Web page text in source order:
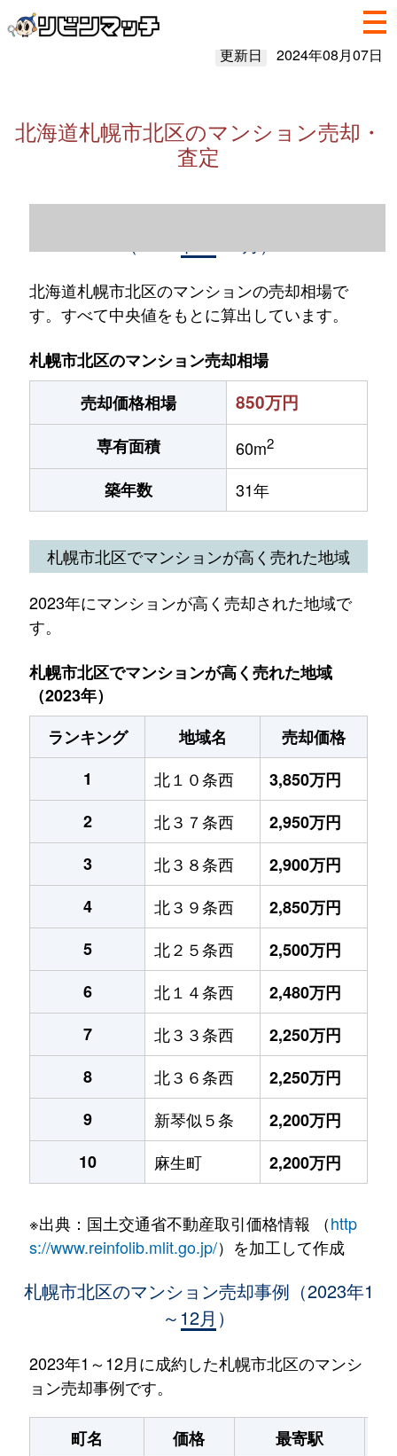
更新日 2024年08月07日
北海道札幌市北区のマンション売却・
査定
北海道札幌市北区のマンションの売却相場で
す。すべて中央値をもとに算出しています。
札幌市北区のマンション売却相場
売却価格相場
850万円
専有面積 60m2
築年数 31年
札幌市北区でマンションが高く売れた地域
2023年にマンションが高く売却された地域で
す。
札幌市北区でマンションが高く売れた地域
（2023年）
ランキング
地域名
売却価格
1
北１０条西
3,850万円
2
北３７条西
2,950万円
3
北３８条西
2,900万円
4
北３９条西
2,850万円
5
北２５条西
2,500万円
6
北１４条西
2,480万円
7
北３３条西
2,250万円
8
北３６条西
2,250万円
9
新琴似５条
2,200万円
10
麻生町 2,200万円
※出典：国土交通省不動産取引価格情報 （http
s://www.reinfolib.mlit.go.jp/）を加工して作成
札幌市北区のマンション売却事例（2023年1
～12月）
2023年1～12月に成約した札幌市北区のマンシ
ョン売却事例です。
町名 価格 最寄駅